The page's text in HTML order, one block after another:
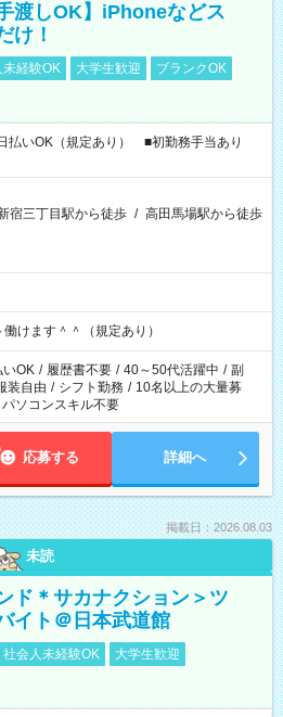
渡しOK】iPhoneなどス
け！
未経験OK 大学生歓迎
ブランクOK
いOK（規定あり） ■初勤務手当あり
宿三丁目駅から徒歩 / 高田馬場駅から徒歩
けます＾＾（規定あり）
いOK / 履歴書不要 / 40～50代活躍中 / 副
装自由 / シフト勤務 / 10名以上の大量募
パソコンスキル不要
応募する 詳細へ
掲載日：2026.08.03
未読
ド＊サカナクション＞ツ
イト＠日本武道館
社会人未経験OK
大学生歓迎